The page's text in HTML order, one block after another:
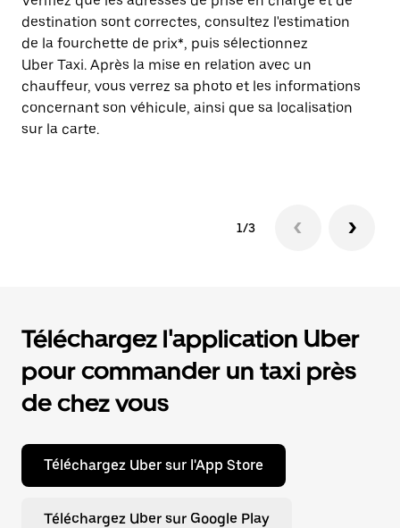
destination sont correctes, consultez l'estimation
de la fourchette de prix*, puis sélectionnez
Uber Taxi. Après la mise en relation avec un
chauffeur, vous verrez sa photo et les informations
concernant son véhicule, ainsi que sa localisation
sur la carte.
1/3
Téléchargez l'application Uber
pour commander un taxi près
de chez vous
Téléchargez Uber sur l'App Store
Téléchargez Uber sur Google Play